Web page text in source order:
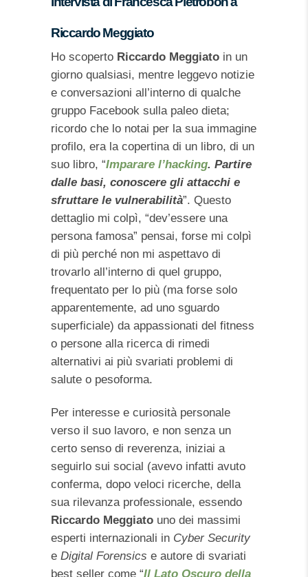
Riccardo Meggiato
Ho scoperto Riccardo Meggiato in un
giorno qualsiasi, mentre leggevo notizie
e conversazioni all’interno di qualche
gruppo Facebook sulla paleo dieta;
ricordo che lo notai per la sua immagine
profilo, era la copertina di un libro, di un
suo libro, “Imparare l’hacking. Partire
dalle basi, conoscere gli attacchi e
sfruttare le vulnerabilità”. Questo
dettaglio mi colpì, “dev’essere una
persona famosa” pensai, forse mi colpì
di più perché non mi aspettavo di
trovarlo all’interno di quel gruppo,
frequentato per lo più (ma forse solo
apparentemente, ad uno sguardo
superficiale) da appassionati del fitness
o persone alla ricerca di rimedi
alternativi ai più svariati problemi di
salute o pesoforma.
Per interesse e curiosità personale
verso il suo lavoro, e non senza un
certo senso di reverenza, iniziai a
seguirlo sui social (avevo infatti avuto
conferma, dopo veloci ricerche, della
sua rilevanza professionale, essendo
Riccardo Meggiato uno dei massimi
esperti internazionali in Cyber Security
e Digital Forensics e autore di svariati
best seller come “Il Lato Oscuro della